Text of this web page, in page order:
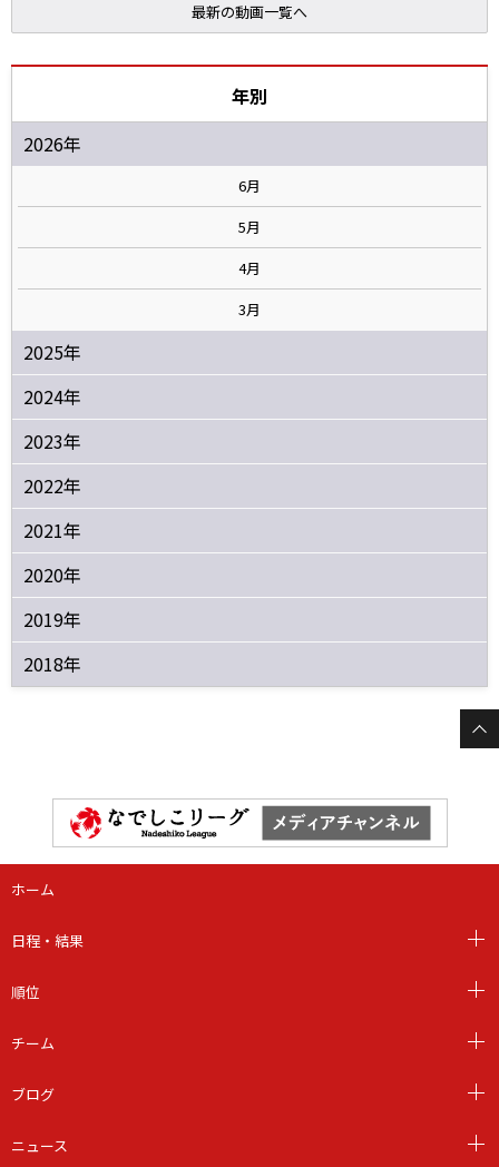
最新の動画一覧へ
年別
2026年
6月
5月
4月
3月
2025年
2024年
2023年
2022年
2021年
2020年
2019年
2018年
ホーム
日程・結果
順位
チーム
ブログ
ニュース